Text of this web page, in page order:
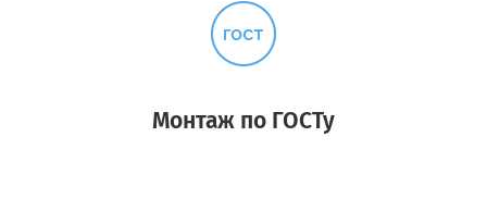
Монтаж по ГОСТу